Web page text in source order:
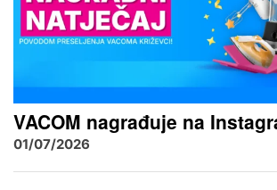
VACOM nagrađuje na
01/07/2026